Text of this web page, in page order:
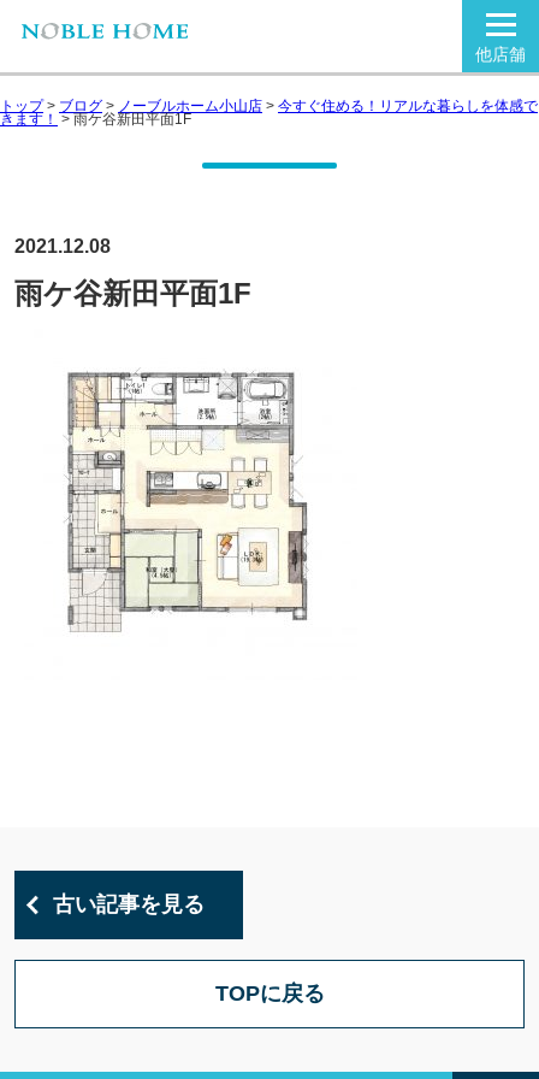
他店舗
トップ> ブログ > ノーブルホーム小山店 > 今すぐ住める！リアルな暮らしを体感で
きます！ > 雨ケ谷新田平面1F
2021.12.08
雨ケ谷新田平面1F
古い記事を見る
TOPに戻る